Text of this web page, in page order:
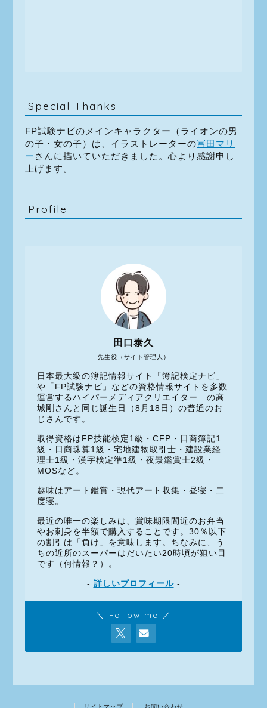
Special Thanks
FP試験ナビのメインキャラクター（ライオンの男
の子・女の子）は、イラストレーターの冨田マリ
ー さんに描いていただきました。心より感謝申し
上げます。
Profile
先生役（サイト管理人）
田口泰久
日本最大級の簿記情報サイト「簿記検定ナビ」
や「FP試験ナビ」などの資格情報サイトを多数
運営するハイパーメディアクリエイター…の高
城剛さんと同じ誕生日（8月18日）の普通のお
じさんです。
取得資格はFP技能検定1級・CFP・日商簿記1
級・日商珠算1級・宅地建物取引士・建設業経
理士1級・漢字検定準1級・夜景鑑賞士2級・
MOSなど。
趣味はアート鑑賞・現代アート収集・昼寝・二
度寝。
最近の唯一の楽しみは、賞味期限間近のお弁当
やお刺身を半額で購入することです。30％以下
の割引は「負け」を意味します。ちなみに、う
ちの近所のスーパーはだいたい20時頃が狙い目
です（何情報？）。
- 詳しいプロフィール-
＼ Follow me ／
サイトマップ お問い合わせ